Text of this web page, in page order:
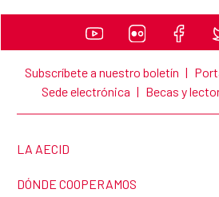
Subscríbete a nuestro boletín |
Sede electrónica | Becas y
LINK TO THE WEBSITE:
LA AECID
LINK TO THE WEBSITE:
DÓNDE COOPERAMOS